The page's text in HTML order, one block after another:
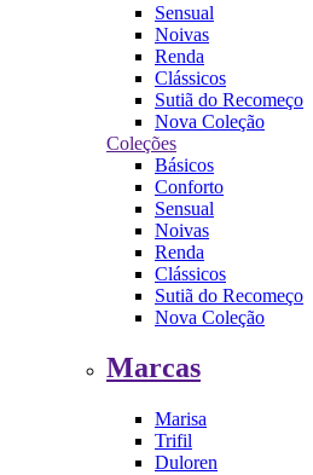
Sensual
Noivas
Renda
Clássicos
Sutiã do Recomeço
Nova Coleção
Coleções
Básicos
Conforto
Sensual
Noivas
Renda
Clássicos
Sutiã do Recomeço
Nova Coleção
Marcas
Marisa
Trifil
Duloren